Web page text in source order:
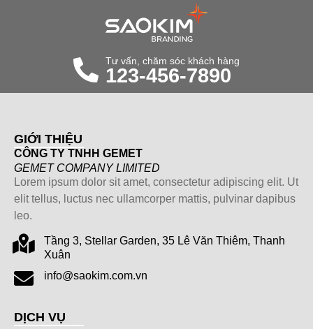
Tư vấn, chăm sóc khách hàng
123-456-7890
GIỚI THIỆU
CÔNG TY TNHH GEMET
GEMET COMPANY LIMITED
Lorem ipsum dolor sit amet, consectetur adipiscing elit. Ut
elit tellus, luctus nec ullamcorper mattis, pulvinar dapibus
leo.
Tầng 3, Stellar Garden, 35 Lê Văn Thiêm, Thanh
Xuân
info@saokim.com.vn
DỊCH VỤ